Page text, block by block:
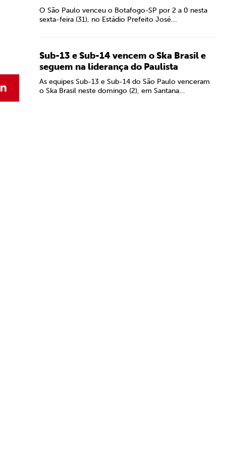
O São Paulo venceu o Botafogo-SP por 2 a 0 nesta
sexta-feira (31), no Estádio Prefeito José...
Sub-13 e Sub-14 vencem o Ska Brasil e
seguem na liderança do Paulista
As equipes Sub-13 e Sub-14 do São Paulo venceram
o Ska Brasil neste domingo (2), em Santana...